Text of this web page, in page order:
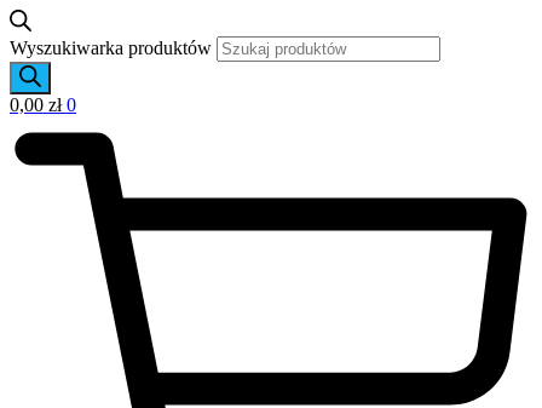
Wyszukiwarka produktów
0,00 zł 0